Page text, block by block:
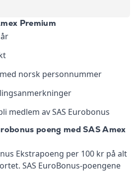
Premium
norsk personnummer
medlem av SAS Eurobonus
poeng med SAS Amex
Ekstrapoeng per 100 kr på alt
SAS EuroBonus-poengene